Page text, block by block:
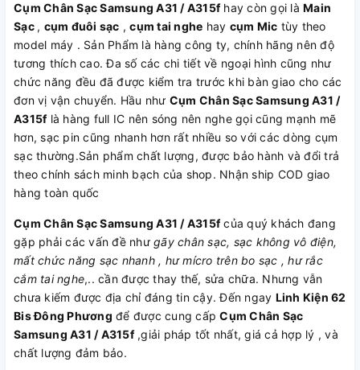
Cụm Chân Sạc Samsung A31 / A315fhay còn gọi là Main
Sạc , cụm đuôi sạc ,cụm tai nghe hay cụm Mic tùy theo
model máy . Sản Phẩm là hàng công ty, chính hãng nên độ
tương thích cao. Đa số các chi tiết về ngoại hình cũng như
chức năng đều đã được kiểm tra trước khi bàn giao cho các
đơn vị vận chuyển. Hầu như Cụm Chân Sạc Samsung A31 /
A315flà hàng full IC nên sóng nên nghe gọi cũng mạnh mẽ
hơn, sạc pin cũng nhanh hơn rất nhiều so với các dòng cụm
sạc thường.Sản phẩm chất lượng, được bảo hành và đổi trả
theo chính sách minh bạch của shop. Nhận ship COD giao
hàng toàn quốc
Cụm Chân Sạc Samsung A31 / A315fcủa quý khách đang
gặp phải các vấn đề như gãy chân sạc, sạc không vô điện,
mất chức năng sạc nhanh , hư mícro trên bo sạc , hư rắc
cắm tai nghe,.. cần được thay thế, sửa chữa. Nhưng vẫn
chưa kiếm được địa chỉ đáng tin cậy. Đến ngay Linh Kiện 62
Bis Đông Phương để được cung cấpCụm Chân Sạc
Samsung A31 / A315f,giải pháp tốt nhất, giá cả hợp lý , và
chất lượng đảm bảo.